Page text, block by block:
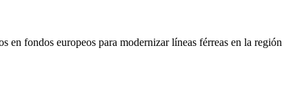
fondos europeos para modernizar líneas férreas en la región